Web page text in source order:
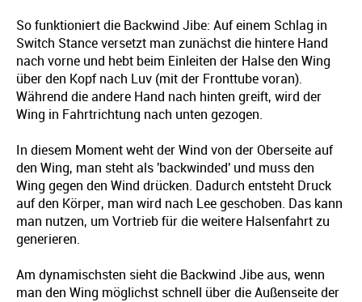
So funktioniert die Backwind Jibe: Auf einem Schlag in
Switch Stance versetzt man zunächst die hintere Hand
nach vorne und hebt beim Einleiten der Halse den Wing
über den Kopf nach Luv (mit der Fronttube voran).
Während die andere Hand nach hinten greift, wird der
Wing in Fahrtrichtung nach unten gezogen.
In diesem Moment weht der Wind von der Oberseite auf
den Wing, man steht als 'backwinded' und muss den
Wing gegen den Wind drücken. Dadurch entsteht Druck
auf den Körper, man wird nach Lee geschoben. Das kann
man nutzen, um Vortrieb für die weitere Halsenfahrt zu
generieren.
Am dynamischsten sieht die Backwind Jibe aus, wenn
man den Wing möglichst schnell über die Außenseite der